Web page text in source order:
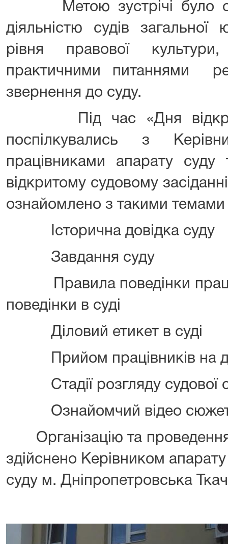
Метою зустрічі було
діяльністю судів загальної
рівня правової
практичними питаннями
звернення до суду.
Під час «Дня
поспілкувались з
працівниками апарату
відкритому судовому
ознайомлено з такими темами
Історична довідка суду
Завдання суду
Правила поведінки
поведінки в суді
Діловий етикет в суді
Прийом працівників на
Стадії розгляду судової
Ознайомчий відео сюжет
Організацію та
здійснено Керівником
суду м. Дніпропетровська